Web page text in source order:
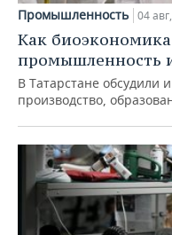
Промышленность 04
Как
промышленность
В Татарстане обсудили
производство,